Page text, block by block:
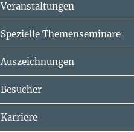
Veranstaltungen
Spezielle Themenseminare
Auszeichnungen
Besucher
Karriere